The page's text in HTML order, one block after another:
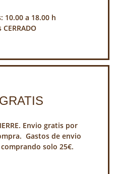
10.00 a 18.00 h
Envio gratis por
Gastos de envio
solo 25€.